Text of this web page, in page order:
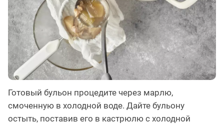
Готовый бульон процедите через марлю,
смоченную в холодной воде. Дайте бульону
остыть, поставив его в кастрюлю с холодной